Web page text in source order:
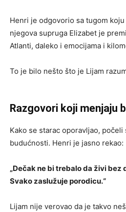
Henri je odgovorio sa tugom
njegova supruga Elizabet je
Atlanti, daleko i emocijama i
To je bilo nešto što je Lijam
Razgovori koji menjaju
Kako se starac oporavljao,
budućnosti. Henri je jasno rekao:
„Dečak ne bi trebalo da živi bez
Svako zaslužuje porodicu.“
Lijam nije verovao da je takvo